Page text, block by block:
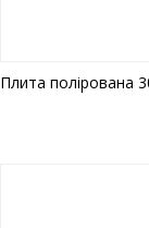
Плита полірована